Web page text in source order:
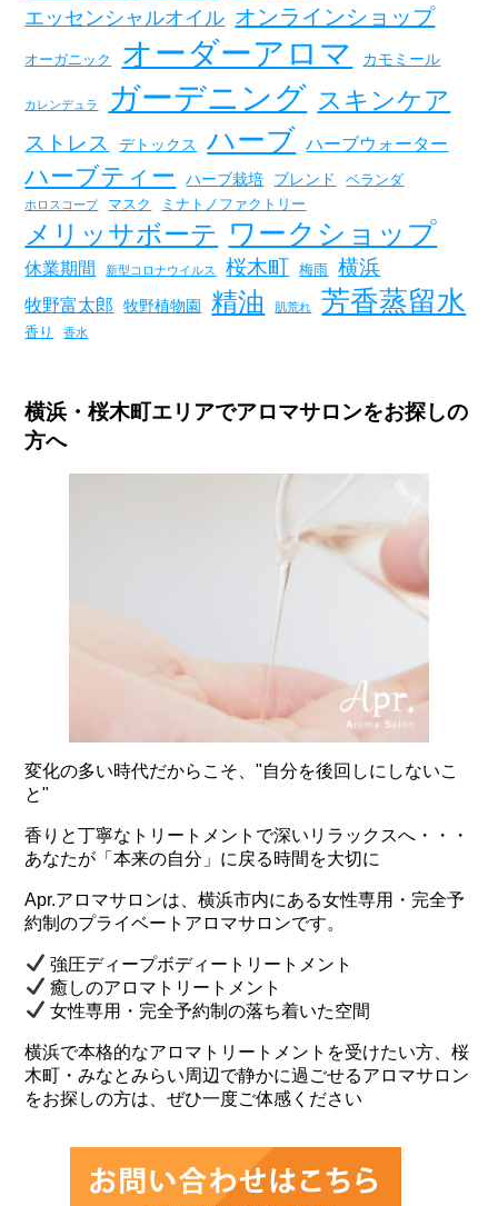
エッセンシャルオイル オンラインショップ
オーガニック オーダーアロマ カモミール
カレンデュラ ガーデニング スキンケア
ストレス デトックス ハーブ ハーブウォーター
ハーブティー ハーブ栽培 ブレンド ベランダ
ホロスコープ マスク ミナトノファクトリー
メリッサボーテ ワークショップ
休業期間 新型コロナウイルス 桜木町 梅雨 横浜
牧野富太郎 牧野植物園 精油 肌荒れ 芳香蒸留水
香り 香水
横浜・桜木町エリアでアロマサロンをお探しの
方へ
変化の多い時代だからこそ、"自分を後回しにしないこ
と"
香りと丁寧なトリートメントで深いリラックスへ・・・
あなたが「本来の自分」に戻る時間を大切に
Apr.アロマサロンは、横浜市内にある女性専用・完全予
約制のプライベートアロマサロンです。
強圧ディープボディートリートメント
癒しのアロマトリートメント
女性専用・完全予約制の落ち着いた空間
横浜で本格的なアロマトリートメントを受けたい方、桜
木町・みなとみらい周辺で静かに過ごせるアロマサロン
をお探しの方は、ぜひ一度ご体感ください